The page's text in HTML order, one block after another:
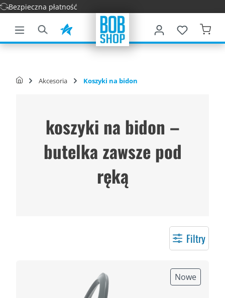
zawartości
płatność
Akcesoria Koszyki na bidon
koszyki na bidon –
butelka zawsze pod
ręką
Filtry
Nowe